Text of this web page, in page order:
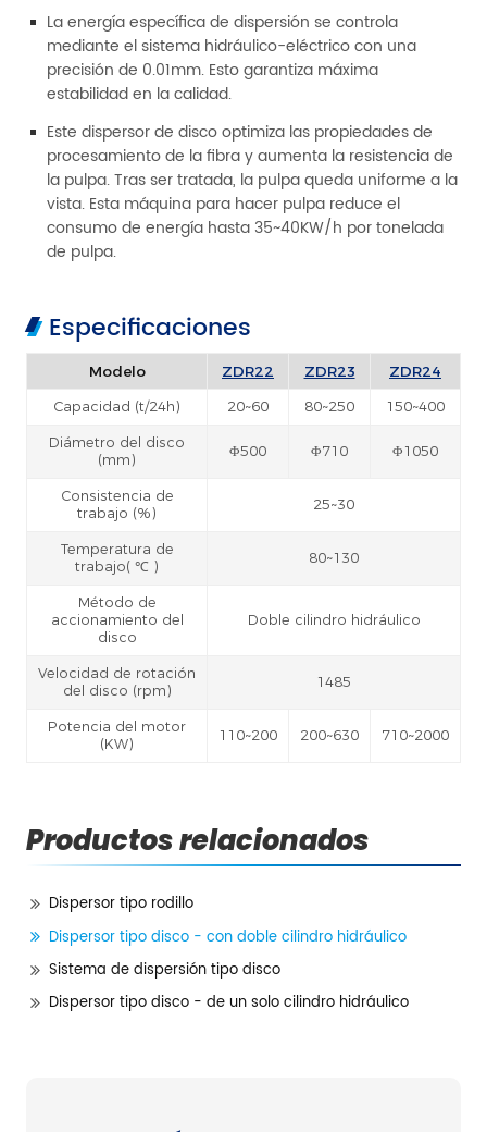
La energía específica de dispersión se controla
mediante el sistema hidráulico-eléctrico con una
precisión de 0.01mm. Esto garantiza máxima
estabilidad en la calidad.
Este dispersor de disco optimiza las propiedades de
procesamiento de la fibra y aumenta la resistencia de
la pulpa. Tras ser tratada, la pulpa queda uniforme a la
vista. Esta máquina para hacer pulpa reduce el
consumo de energía hasta 35~40KW/h por tonelada
de pulpa.
Especificaciones
Modelo ZDR22 ZDR23 ZDR24
Capacidad (t/24h) 20~60 80~250 150~400
Diámetro del disco
(mm)
Φ500 Φ710 Φ1050
Consistencia de
trabajo (%)
25~30
Temperatura de
trabajo( ℃ )
80~130
Método de
accionamiento del
disco
Doble cilindro hidráulico
Velocidad de rotación
del disco (rpm)
1485
Potencia del motor
(KW)
110~200 200~630 710~2000
Productos relacionados
Dispersor tipo rodillo
Dispersor tipo disco - con doble cilindro hidráulico
Sistema de dispersión tipo disco
Dispersor tipo disco - de un solo cilindro hidráulico